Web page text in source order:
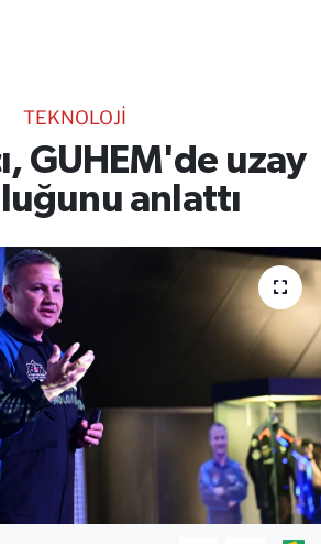
TEKNOLOJİ
GUHEM'de uzay
anlattı
Dinle